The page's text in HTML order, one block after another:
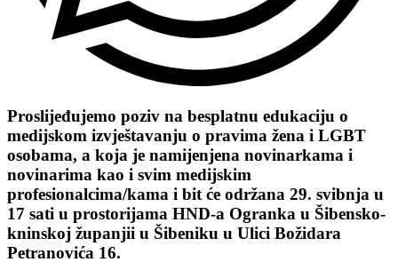
Proslijeđujemo poziv na besplatnu edukaciju o
medijskom izvještavanju o pravima žena i LGBT
osobama, a koja je namijenjena novinarkama i
novinarima kao i svim medijskim
profesionalcima/kama i bit će održana 29. svibnja u
17 sati u prostorijama HND-a Ogranka u Šibensko-
kninskoj županjii u Šibeniku u Ulici Božidara
Petranovića 16.